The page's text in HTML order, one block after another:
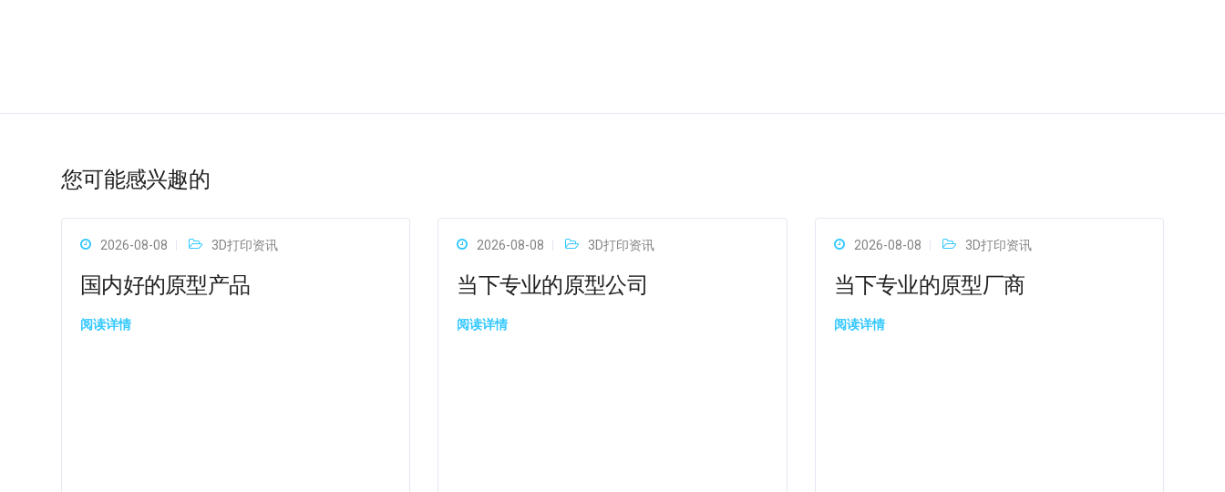
您可能感兴趣的
2026-08-08 3D打印资讯
国内好的原型产品
阅读详情
2026-08-08 3D打印资讯
当下专业的原型公司
阅读详情
2026-08-08 3D打印资讯
当下专业的原型厂商
阅读详情